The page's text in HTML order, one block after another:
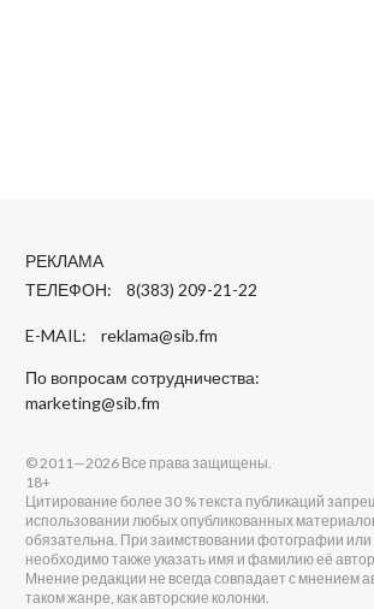
РЕКЛАМА
ТЕЛЕФОН: 8(383) 209-21-22
E-MAIL: reklama@sib.fm
По вопросам сотрудничества:
marketing@sib.fm
© 2011—2026 Все права защищены.
18+
Цитирование более 30 % текста публикаций
использовании любых опубликованных
обязательна. При заимствовании фотографии
необходимо также указать имя и фамилию её
Мнение редакции не всегда совпадает с мнением
таком жанре, как авторские колонки.